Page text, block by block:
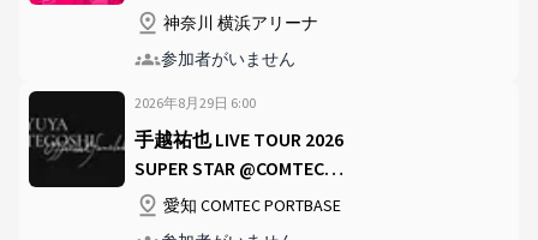
ーション」 @横浜アリーナ
神奈川 横浜アリーナ
参加者がいません
2026年8月29日 6:00
手越祐也 LIVE TOUR 2026
SUPER STAR @COMTEC
PORTBASE
愛知 COMTEC PORTBASE